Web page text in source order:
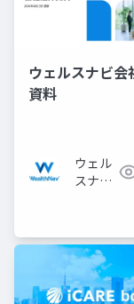
ウェルスナビ会
資料
ウェル
スナビ